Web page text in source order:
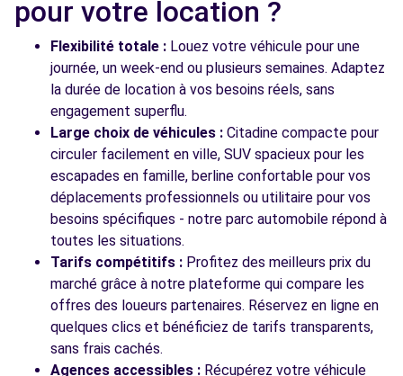
pour votre location ?
Flexibilité totale : Louez votre véhicule pour une
journée, un week-end ou plusieurs semaines. Adaptez
la durée de location à vos besoins réels, sans
engagement superflu.
Large choix de véhicules : Citadine compacte pour
circuler facilement en ville, SUV spacieux pour les
escapades en famille, berline confortable pour vos
déplacements professionnels ou utilitaire pour vos
besoins spécifiques - notre parc automobile répond à
toutes les situations.
Tarifs compétitifs : Profitez des meilleurs prix du
marché grâce à notre plateforme qui compare les
offres des loueurs partenaires. Réservez en ligne en
quelques clics et bénéficiez de tarifs transparents,
sans frais cachés.
Agences accessibles : Récupérez votre véhicule